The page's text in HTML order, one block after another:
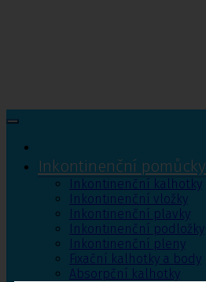
Inkontinenční pomůcky
Inkontinenční kalhotky
Inkontinenční vložky
Inkontinenční plavky
Inkontinenční podložky
Inkontinenční pleny
Fixační kalhotky a body
Absorpční kalhotky